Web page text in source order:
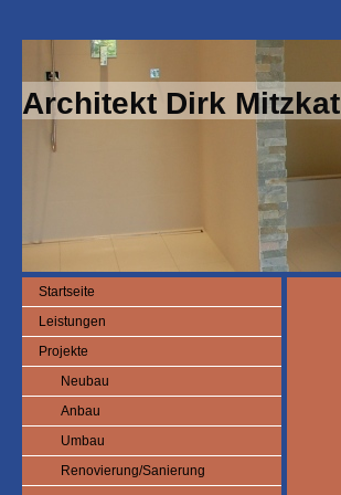
Architekt Dirk Mitzkat
Startseite
Leistungen
Projekte
Neubau
Anbau
Umbau
Renovierung/Sanierung